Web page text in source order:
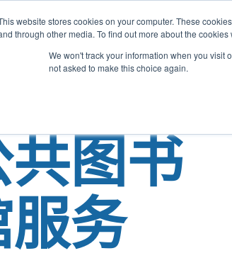
website stores cookies on your computer. These
through other media. To find out more about the
We won't track your information when you visit
not asked to make this choice again.
共图书
服务